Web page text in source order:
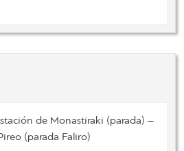
de Monastiraki (parada) –
(parada Faliro)